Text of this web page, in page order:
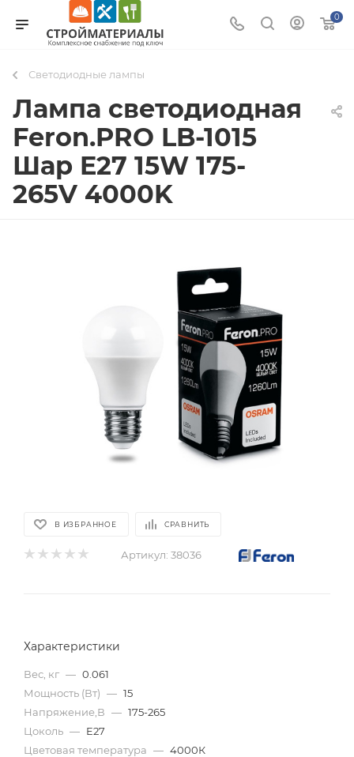
0
Светодиодные лампы
Лампа светодиодная
Feron.PRO LB-1015
Шар E27 15W 175-
265V 4000K
В ИЗБРАННОЕ СРАВНИТЬ
Артикул: 38036
Характеристики
Вес, кг — 0.061
Мощность (Вт) — 15
Напряжение,В — 175-265
Цоколь — E27
Цветовая температура — 4000К